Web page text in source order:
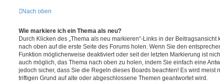
Nach oben
Wie markiere ich ein Thema als neu?
Durch Klicken des „Thema als neu markieren“-Links in der
nach oben auf die erste Seite des Forums holen. Wenn Sie den
Funktion möglicherweise deaktiviert oder seit der letzten Markierung ist
auch möglich, das Thema nach oben zu holen, indem Sie einfach eine
jedoch sicher, dass Sie die Regeln dieses Boards beachten! Es wird meist
triftigen Grund auf alte oder abgeschlossene Themen geantwortet wird.